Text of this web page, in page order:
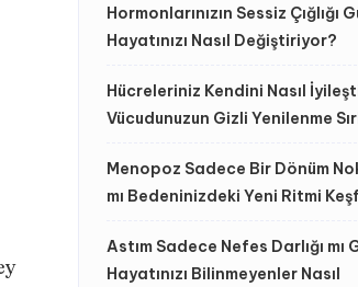
Hormonlarınızın Sessiz Çığlığı
Hayatınızı Nasıl Değiştiriyor?
Hücreleriniz Kendini Nasıl
Vücudunuzun Gizli Yenilenme
Menopoz Sadece Bir Dönüm
mı Bedeninizdeki Yeni Ritmi
Astım Sadece Nefes Darlığı mı
Hayatınızı Bilinmeyenler Nasıl